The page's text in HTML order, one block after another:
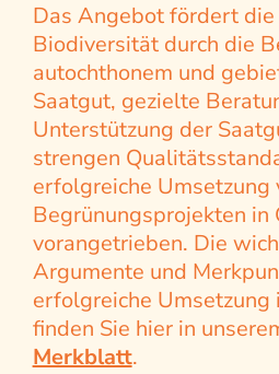
Das Angebot fördert
Biodiversität durch die
autochthonem und
Saatgut, gezielte
Unterstützung der
strengen
erfolgreiche Umsetzung
Begrünungsprojekten in
vorangetrieben. Die
Argumente und
erfolgreiche Umsetzung
finden Sie hier in
Merkblatt.